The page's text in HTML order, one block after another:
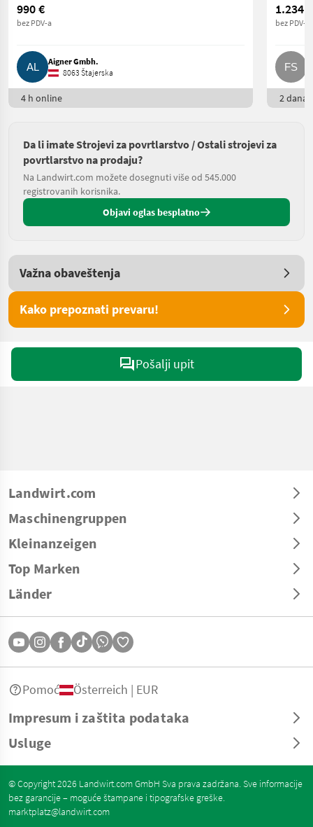
990 €
bez PDV-a
Aigner Gmbh.
8063 Štajerska
4 h online
1.234 €
bez PDV-a
2 dana
Da li imate Strojevi za povrtlarstvo / Ostali strojevi za
povrtlarstvo na prodaju?
Na Landwirt.com možete dosegnuti više od 545.000
registrovanih korisnika.
Objavi oglas besplatno
Važna obaveštenja
Kako prepoznati prevaru!
Pošalji upit
Landwirt.com
Maschinengruppen
Kleinanzeigen
Top Marken
Länder
Impresum i zaštita podataka
Usluge
Pomoć Österreich | EUR
© Copyright 2026 Landwirt.com GmbH Sva prava zadržana. Sve informacije
bez garancije – moguće štampane i tipografske greške.
marktplatz@landwirt.com